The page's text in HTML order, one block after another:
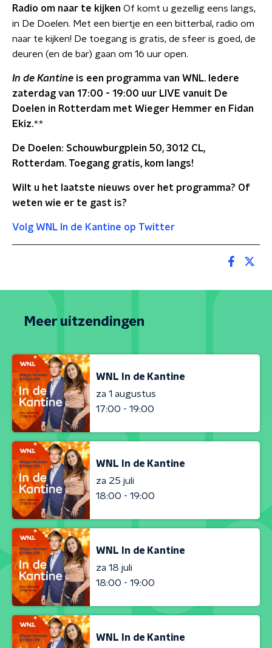
Radio om naar te kijken Of komt u gezellig eens langs,
in De Doelen. Met een biertje en een bitterbal, radio om
naar te kijken! De toegang is gratis, de sfeer is goed, de
deuren (en de bar) gaan om 16 uur open.
In de Kantine is een programma van WNL. Iedere
zaterdag van 17:00 - 19:00 uur LIVE vanuit De
Doelen in Rotterdam met Wieger Hemmer en Fidan
Ekiz.**
De Doelen: Schouwburgplein 50, 3012 CL,
Rotterdam. Toegang gratis, kom langs!
Wilt u het laatste nieuws over het programma? Of
weten wie er te gast is?
Volg WNL In de Kantine op Twitter
Meer uitzendingen
WNL In de Kantine
za 1 augustus
17:00 - 19:00
WNL In de Kantine
za 25 juli
18:00 - 19:00
WNL In de Kantine
za 18 juli
18:00 - 19:00
WNL In de Kantine